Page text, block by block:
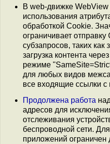
В web-движке WebView
использования
обработкой Cookie.
ограничивает
субзапросов, таких
загрузка контента
режиме
для любых видов
все входящие ссылки с
Продолжена работа
адресов для
отслеживания
беспроводной сети.
приложений ограничен